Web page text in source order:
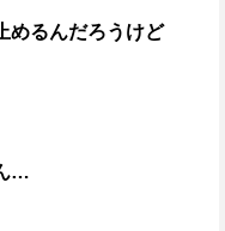
めるんだろうけど
…